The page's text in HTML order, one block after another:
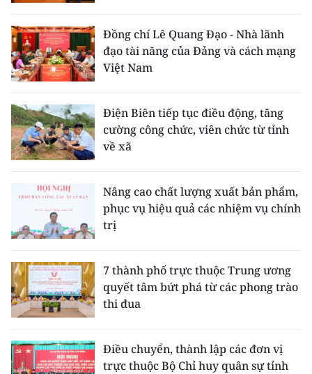
Đồng chí Lê Quang Đạo - Nhà lãnh
đạo tài năng của Đảng và cách mạng
Việt Nam
Điện Biên tiếp tục điều động, tăng
cường công chức, viên chức từ tỉnh
về xã
Nâng cao chất lượng xuất bản phẩm,
phục vụ hiệu quả các nhiệm vụ chính
trị
7 thành phố trực thuộc Trung ương
quyết tâm bứt phá từ các phong trào
thi đua
Điều chuyển, thành lập các đơn vị
trực thuộc Bộ Chỉ huy quân sự tỉnh